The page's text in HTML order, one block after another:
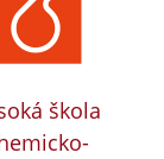
škola